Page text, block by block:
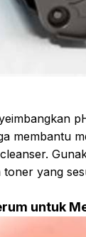
membantu
toner yang
untuk